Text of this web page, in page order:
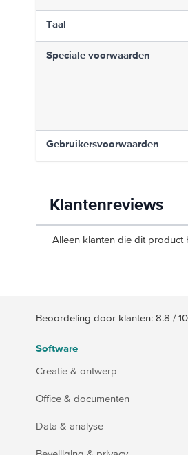
Taal
Speciale voorwaarden
Gebruikersvoorwaarden
Klantenreviews
Alleen klanten die dit product
Beoordeling door klanten: 8.8 /10
Software
Creatie & ontwerp
Office & documenten
Data & analyse